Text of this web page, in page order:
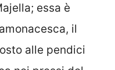
essa è
il
alle pendici